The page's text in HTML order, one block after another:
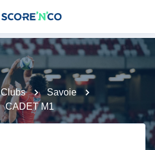
Clubs
Savoie
CADET M1